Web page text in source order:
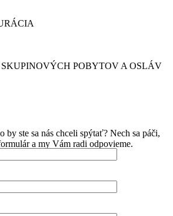
POBYTOV A OSLÁV
by ste sa nás chceli spýtať? Nech sa páči,
a my Vám radi odpovieme.